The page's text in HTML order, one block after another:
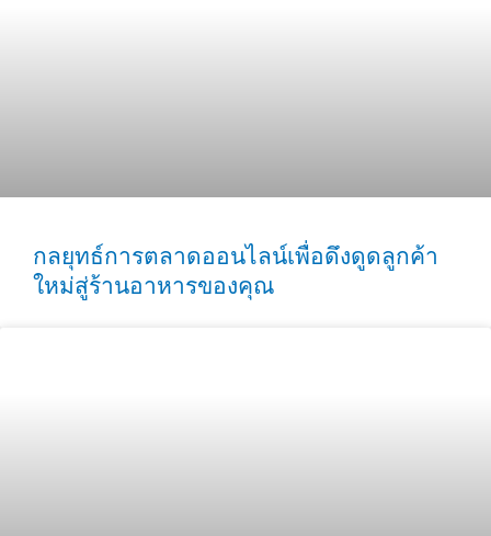
กลยุทธ์การตลาดออนไลน์เพื่อดึงดูดลูกค้า
ใหม่สู่ร้านอาหารของคุณ